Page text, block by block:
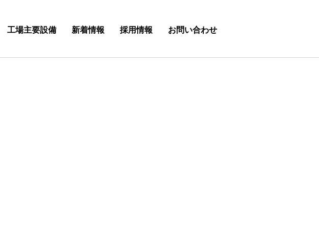
工場主要設備 新着情報 採用情報 お問い合わせ